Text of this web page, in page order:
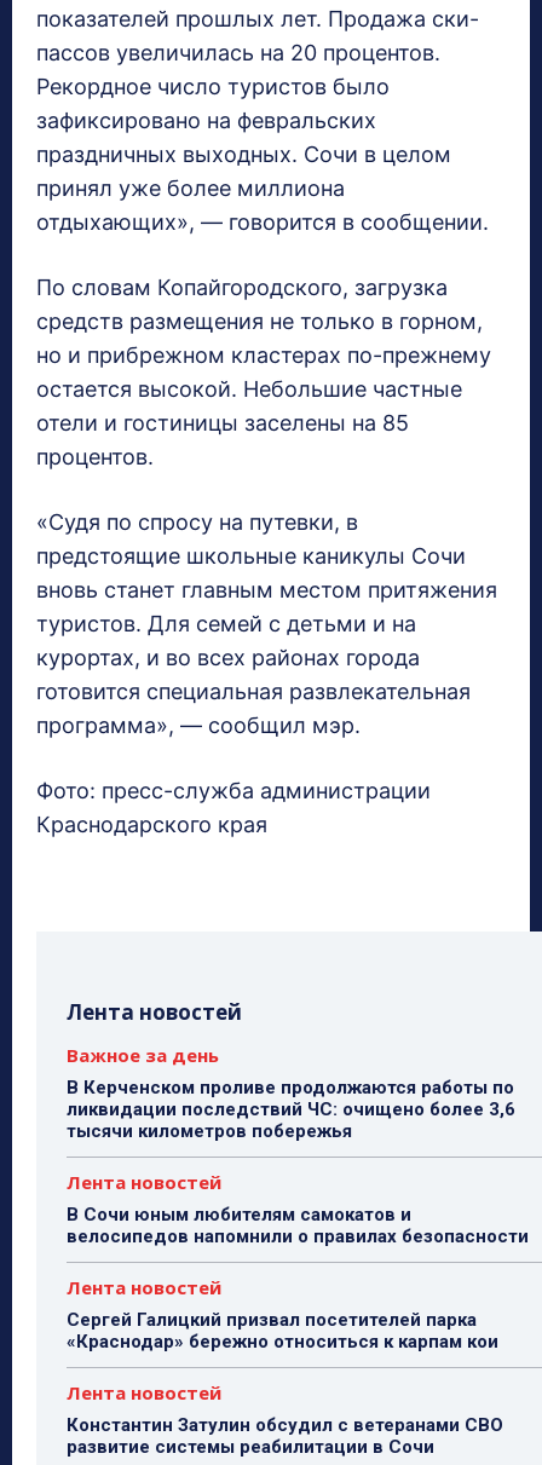
показателей прошлых лет. Продажа ски-
пассов увеличилась на 20 процентов.
Рекордное число туристов было
зафиксировано на февральских
праздничных выходных. Сочи в целом
принял уже более миллиона
отдыхающих», — говорится в сообщении.
По словам Копайгородского, загрузка
средств размещения не только в горном,
но и прибрежном кластерах по-прежнему
остается высокой. Небольшие частные
отели и гостиницы заселены на 85
процентов.
«Судя по спросу на путевки, в
предстоящие школьные каникулы Сочи
вновь станет главным местом притяжения
туристов. Для семей с детьми и на
курортах, и во всех районах города
готовится специальная развлекательная
программа», — сообщил мэр.
Фото: пресс-служба администрации
Краснодарского края
Лента новостей
Важное за день
В Керченском проливе продолжаются работы по
ликвидации последствий ЧС: очищено более 3,6
тысячи километров побережья
Лента новостей
В Сочи юным любителям самокатов и
велосипедов напомнили о правилах безопасности
Лента новостей
Сергей Галицкий призвал посетителей парка
«Краснодар» бережно относиться к карпам кои
Лента новостей
Константин Затулин обсудил с ветеранами СВО
развитие системы реабилитации в Сочи